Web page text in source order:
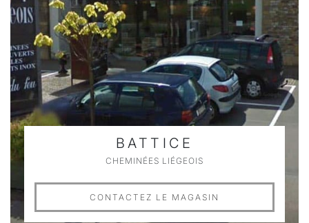
BATTICE
CHEMINÉES LIÉGEOIS
CONTACTEZ LE MAGASIN